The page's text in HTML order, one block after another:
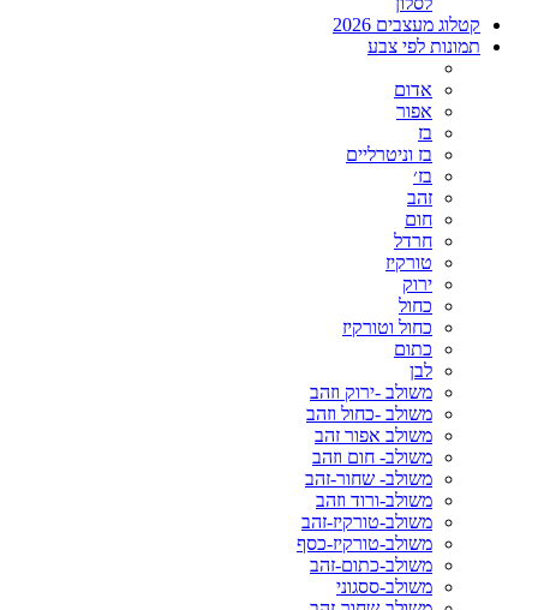
קטלוג מעצבים 2026
תמונות לפי צבע
אדום
אפור
בז
בז וניטרליים
בז׳
זהב
חום
חרדל
טורקיז
ירוק
כחול
כחול וטורקיז
כתום
לבן
משולב -ירוק וזהב
משולב -כחול וזהב
משולב אפור זהב
משולב- חום וזהב
משולב- שחור-זהב
משולב-ורוד וזהב
משולב-טורקיז-זהב
משולב-טורקיז-כסף
משולב-כתום-זהב
משולב-ססגוני